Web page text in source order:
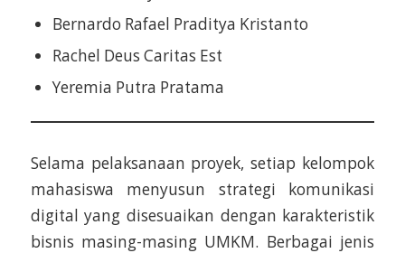
Bernardo Rafael Praditya Kristanto
Rachel Deus Caritas Est
Yeremia Putra Pratama
Selama pelaksanaan proyek, setiap kelompok
mahasiswa menyusun strategi komunikasi
digital yang disesuaikan dengan karakteristik
bisnis masing-masing UMKM. Berbagai jenis